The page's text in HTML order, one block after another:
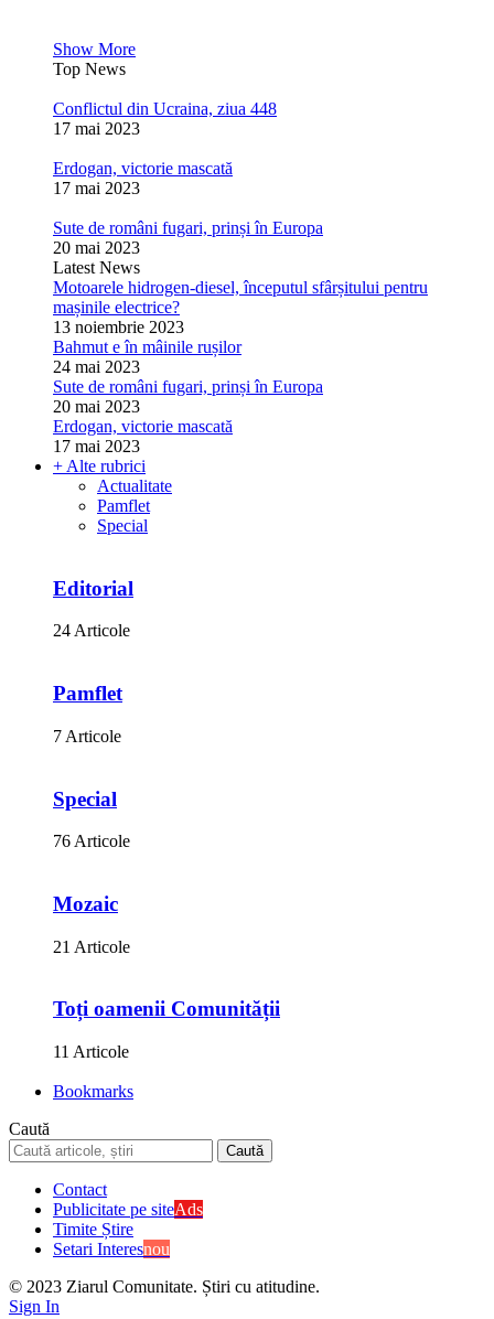
Show More
Top News
Conflictul din Ucraina, ziua 448
17 mai 2023
Erdogan, victorie mascată
17 mai 2023
Sute de români fugari, prinși în Europa
20 mai 2023
Latest News
Motoarele hidrogen-diesel, începutul sfârșitului pentru
mașinile electrice?
13 noiembrie 2023
Bahmut e în mâinile rușilor
24 mai 2023
Sute de români fugari, prinși în Europa
20 mai 2023
Erdogan, victorie mascată
17 mai 2023
+ Alte rubrici
Actualitate
Pamflet
Special
Editorial
24 Articole
Pamflet
7 Articole
Special
76 Articole
Mozaic
21 Articole
Toți oamenii Comunității
11 Articole
Bookmarks
Caută
Contact
Publicitate pe siteAds
Timite Știre
Setari Interesnou
© 2023 Ziarul Comunitate. Știri cu atitudine.
Sign In